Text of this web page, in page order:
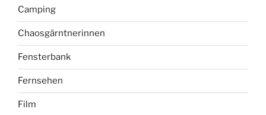
Camping
Chaosgärntnerinnen
Fensterbank
Fernsehen
Film